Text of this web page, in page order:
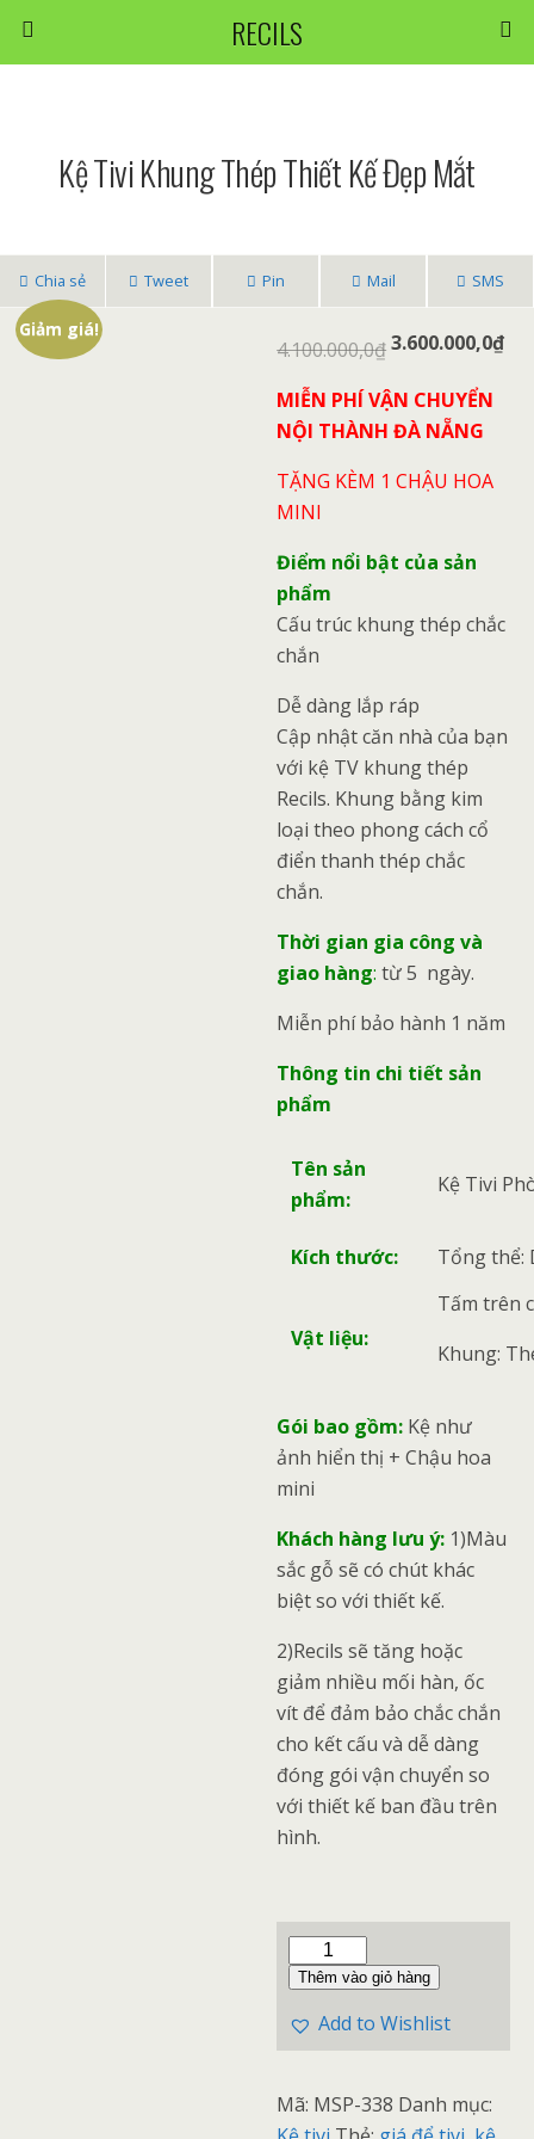
RECILS
Kệ Tivi Khung Thép Thiết Kế Đẹp Mắt
Chia sẻ Tweet Pin Mail SMS
Giảm giá!
4.100.000,0₫3.600.000,0₫
MIỄN PHÍ VẬN CHUYỂN
NỘI THÀNH ĐÀ NẴNG
TẶNG KÈM 1 CHẬU HOA
MINI
Điểm nổi bật của sản
phẩm
Cấu trúc khung thép chắc
chắn
Dễ dàng lắp ráp
Cập nhật căn nhà của bạn
với kệ TV khung thép
Recils. Khung bằng kim
loại theo phong cách cổ
điển thanh thép chắc
chắn.
Thời gian gia công và
giao hàng: từ 5 ngày.
Miễn phí bảo hành 1 năm
Thông tin chi tiết sản
phẩm
Tên sản
phẩm:
Kệ Tivi
Kích thước: Tổng thể:
Vật liệu:
Tấm trên
Khung:
Gói bao gồm: Kệ như
ảnh hiển thị + Chậu hoa
mini
Khách hàng lưu ý: 1)Màu
sắc gỗ sẽ có chút khác
biệt so với thiết kế.
2)Recils sẽ tăng hoặc
giảm nhiều mối hàn, ốc
vít để đảm bảo chắc chắn
cho kết cấu và dễ dàng
đóng gói vận chuyển so
với thiết kế ban đầu trên
hình.
Thêm vào giỏ hàng
Add to Wishlist
Mã: MSP-338 Danh mục: